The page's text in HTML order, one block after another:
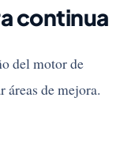
continua
del motorde
áreas demejora.